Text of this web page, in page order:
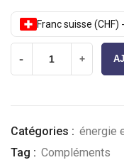
Franc suisse (CHF)
- +
Catégories : énergie
Tag : Compléments